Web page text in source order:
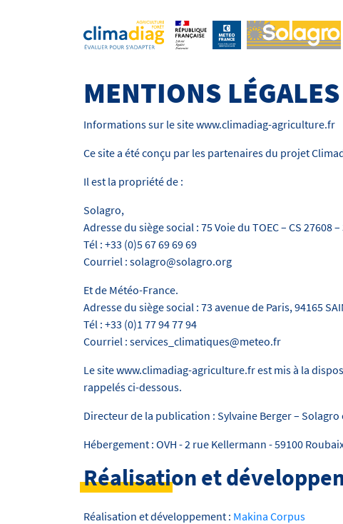
MENTIONS LÉGALES
Informations sur le site www.climadiag-agriculture.fr
Ce site a été conçu par les partenaires du projet
Il est la propriété de :
Solagro,
Adresse du siège social : 75 Voie du TOEC – CS 27608
Tél : +33 (0)5 67 69 69 69
Courriel : solagro@solagro.org
Et de Météo-France.
Adresse du siège social : 73 avenue de Paris, 94165
Tél : +33 (0)1 77 94 77 94
Courriel : services_climatiques@meteo.fr
Le site www.climadiag-agriculture.fr est mis à la
rappelés ci-dessous.
Directeur de la publication : Sylvaine Berger –
Hébergement : OVH - 2 rue Kellermann - 59100
Réalisation et
Réalisation et développement : Makina Corpus